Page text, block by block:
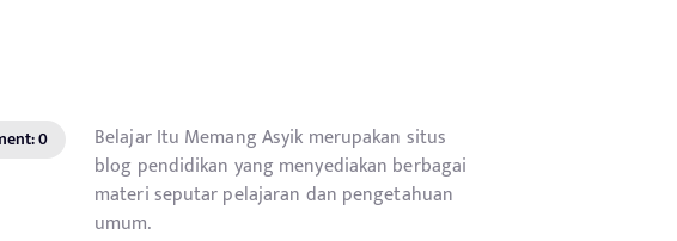
0
Belajar Itu Memang Asyik merupakan situs
blog pendidikan yang menyediakan berbagai
materi seputar pelajaran dan pengetahuan
umum.